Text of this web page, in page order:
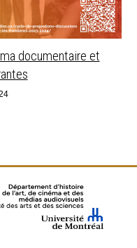
documentaire et